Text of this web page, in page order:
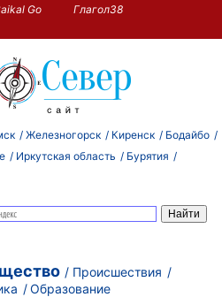
Go
Глагол38
Железногорск Киренск
Бодайбо
Иркутская область
Бурятия
Происшествия
Образование